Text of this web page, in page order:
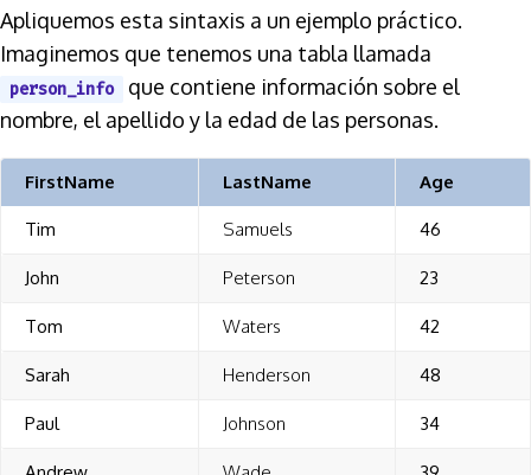
Apliquemos esta sintaxis a un ejemplo práctico.
Imaginemos que tenemos una tabla llamada
person_info
que contiene información sobre el
nombre, el apellido y la edad de las personas.
FirstName LastName Age
Tim Samuels 46
John Peterson 23
Tom Waters 42
Sarah Henderson 48
Paul Johnson 34